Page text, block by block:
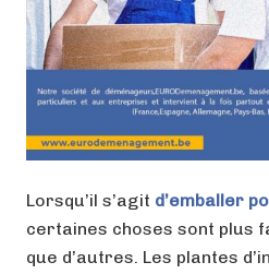
Lorsqu’il s’agit d’emballer
certaines choses sont plus
que d’autres. Les plantes